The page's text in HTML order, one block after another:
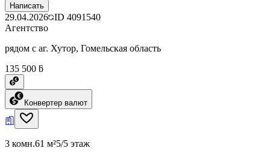
Написать
29.04.2026 ID 4091540
Агентство
рядом с аг. Хутор, Гомельская область
135 500 ƃ
Конвертер валют
3 комн.61 м²5/5 этаж